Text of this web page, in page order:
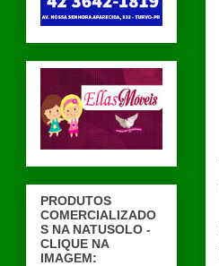
PRODUTOS
COMERCIALIZADO
S NA NATUSOLO -
CLIQUE NA
IMAGEM: